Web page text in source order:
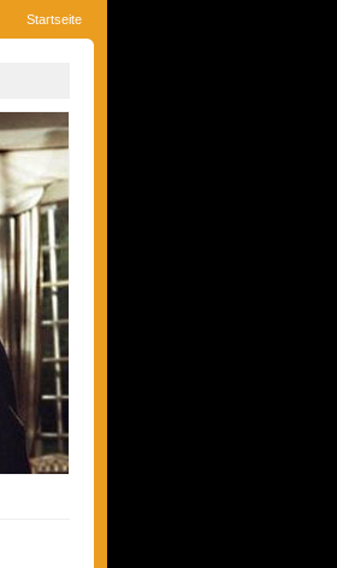
Startseite